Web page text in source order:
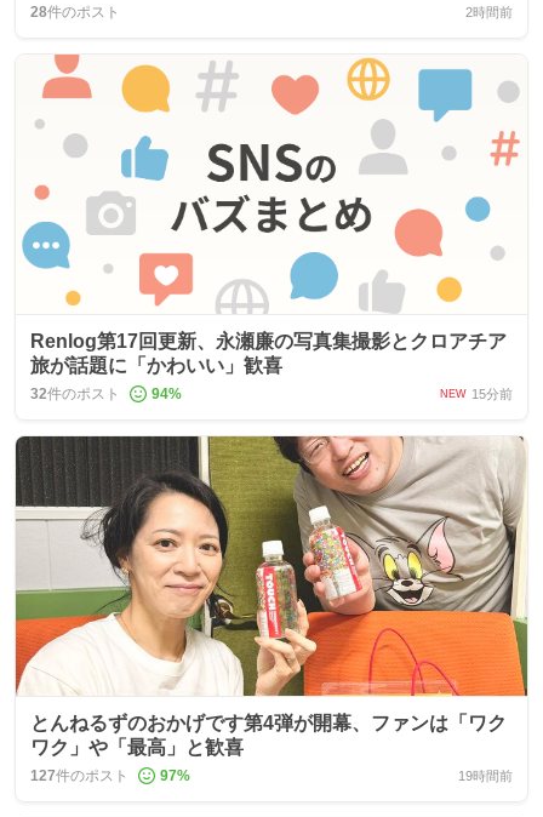
28件のポスト 2時間前
Renlog第17回更新、永瀬廉の写真集撮影とクロアチア
旅が話題に「かわいい」歓喜
32件のポスト 94% NEW 15分前
とんねるずのおかげです第4弾が開幕、ファンは「ワク
ワク」や「最高」と歓喜
127件のポスト 97% 19時間前